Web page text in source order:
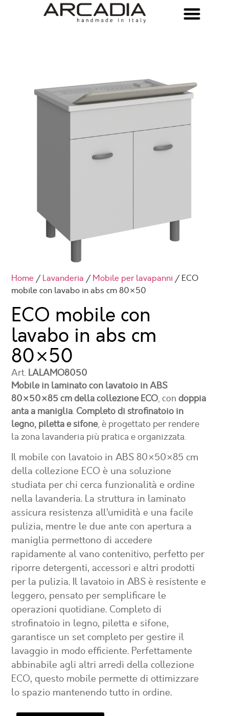
Home /Lavanderia /Mobile per lavapanni / ECO
mobile con lavabo in abs cm 80×50
ECO mobile con
lavabo in abs cm
80×50
Art. LALAMO8050
Mobile in laminato con lavatoio in ABS
80×50×85 cm della collezione ECO, condoppia
anta a maniglia. Completo di strofinatoio in
legno, piletta e sifone, è progettato per rendere
la zona lavanderia più pratica e organizzata.
Il mobile con lavatoio in ABS 80×50×85 cm
della collezione ECO è una soluzione
studiata per chi cerca funzionalità e ordine
nella lavanderia. La struttura in laminato
assicura resistenza all’umidità e una facile
pulizia, mentre le due ante con apertura a
maniglia permettono di accedere
rapidamente al vano contenitivo, perfetto per
riporre detergenti, accessori e altri prodotti
per la pulizia. Il lavatoio in ABS è resistente e
leggero, pensato per semplificare le
operazioni quotidiane. Completo di
strofinatoio in legno, piletta e sifone,
garantisce un set completo per gestire il
lavaggio in modo efficiente. Perfettamente
abbinabile agli altri arredi della collezione
ECO, questo mobile permette di ottimizzare
lo spazio mantenendo tutto in ordine.